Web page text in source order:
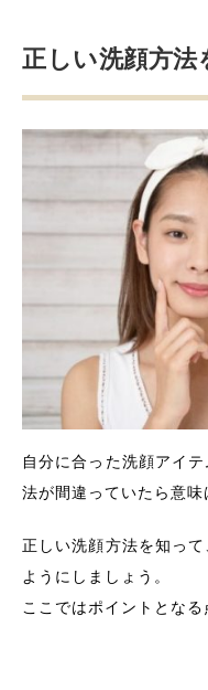
正しい洗顔方法
自分に合った洗顔アイ
法が間違っていたら意味
正しい洗顔方法を知っ
ようにしましょう。
ここではポイントとなる